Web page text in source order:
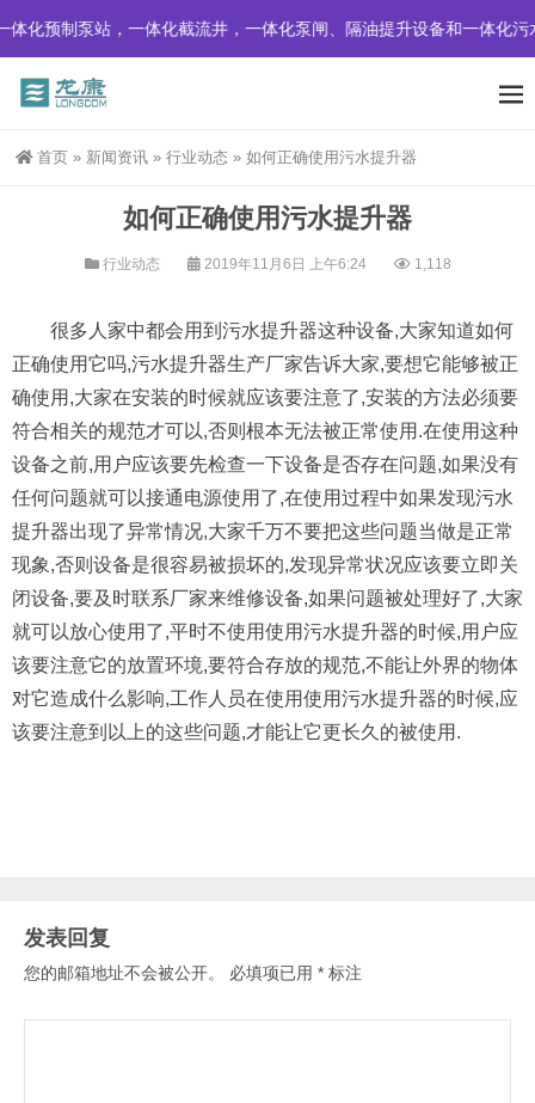
化预制泵站，一体化截流井，一体化泵闸、隔油提升设备和一体化污
首页 » 新闻资讯 » 行业动态 » 如何正确使用污水提升器
如何正确使用污水提升器
行业动态 2019年11月6日 上午6:24 1,118
很多人家中都会用到污水提升器这种设备,大家知道如何
正确使用它吗,污水提升器生产厂家告诉大家,要想它能够被正
确使用,大家在安装的时候就应该要注意了,安装的方法必须要
符合相关的规范才可以,否则根本无法被正常使用.在使用这种
设备之前,用户应该要先检查一下设备是否存在问题,如果没有
任何问题就可以接通电源使用了,在使用过程中如果发现污水
提升器出现了异常情况,大家千万不要把这些问题当做是正常
现象,否则设备是很容易被损坏的,发现异常状况应该要立即关
闭设备,要及时联系厂家来维修设备,如果问题被处理好了,大家
就可以放心使用了,平时不使用使用污水提升器的时候,用户应
该要注意它的放置环境,要符合存放的规范,不能让外界的物体
对它造成什么影响,工作人员在使用使用污水提升器的时候,应
该要注意到以上的这些问题,才能让它更长久的被使用.
发表回复
您的邮箱地址不会被公开。 必填项已用 * 标注